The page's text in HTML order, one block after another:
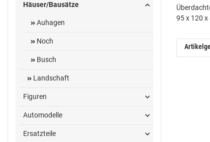
95 x 120 x
Häuser/Bausätze
Auhagen
Noch
Busch
Landschaft
Figuren
Automodelle
Ersatzteile